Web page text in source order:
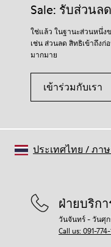
Sale: รับส่วนล
ใช่แล้ว ในฐานะส่วนหนึ่ง
เช่น ส่วนลด สิทธิเข้าถึงก่
มากมาย
เข้าร่วมกับเรา
ฝ่ายบริก
วันจันทร์ - วันศุก
Call us: 091-774-
ประเทศไทย /ภา